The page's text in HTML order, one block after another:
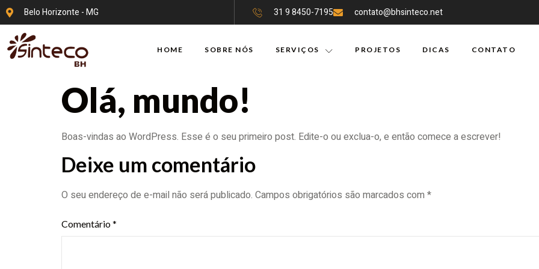
Belo Horizonte - MG 31 9 8450-7195 contato@bhsinteco.net
HOME SOBRE NÓS SERVIÇOS PROJETOS DICAS CONTATO
Olá, mundo!
Boas-vindas ao WordPress. Esse é o seu primeiro post. Edite-o ou exclua-o, e então comece a escrever!
Deixe um comentário
O seu endereço de e-mail não será publicado. Campos obrigatórios são marcados com *
Comentário*